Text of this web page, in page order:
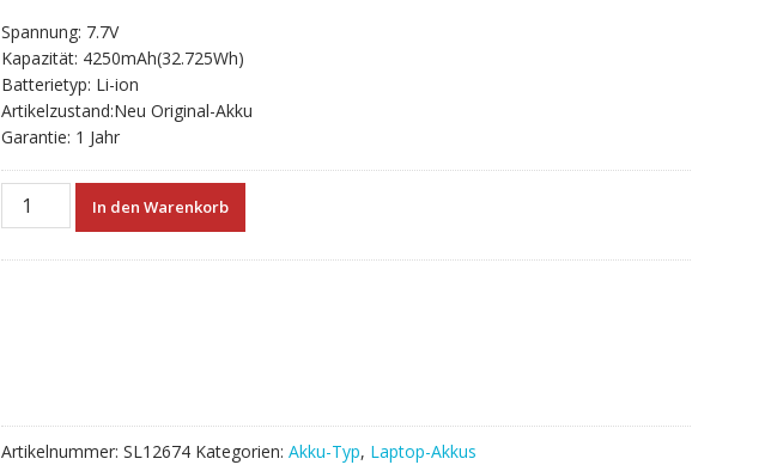
Spannung: 7.7V
Kapazität: 4250mAh(32.725Wh)
Batterietyp: Li-ion
Artikelzustand:Neu Original-Akku
Garantie: 1 Jahr
Neuer
X3
air
In den Warenkorb
Artikelnummer: SL12674 Kategorien: Akku-Typ, Laptop-Akkus